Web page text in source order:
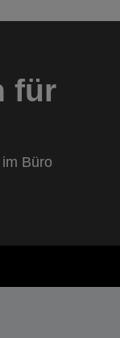
für
Büro